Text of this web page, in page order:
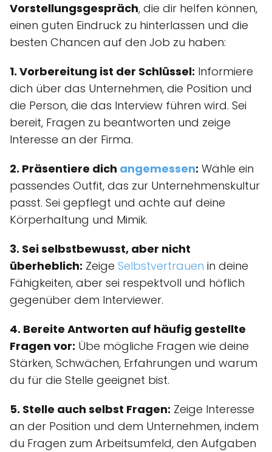
Vorstellungsgespräch, die dir helfen können,
einen guten Eindruck zu hinterlassen und die
besten Chancen auf den Job zu haben:
1. Vorbereitung ist der Schlüssel: Informiere
dich über das Unternehmen, die Position und
die Person, die das Interview führen wird. Sei
bereit, Fragen zu beantworten und zeige
Interesse an der Firma.
2. Präsentiere dich angemessen: Wähle ein
passendes Outfit, das zur Unternehmenskultur
passt. Sei gepflegt und achte auf deine
Körperhaltung und Mimik.
3. Sei selbstbewusst, aber nicht
überheblich: Zeige Selbstvertrauen in deine
Fähigkeiten, aber sei respektvoll und höflich
gegenüber dem Interviewer.
4. Bereite Antworten auf häufig gestellte
Fragen vor: Übe mögliche Fragen wie deine
Stärken, Schwächen, Erfahrungen und warum
du für die Stelle geeignet bist.
5. Stelle auch selbst Fragen: Zeige Interesse
an der Position und dem Unternehmen, indem
du Fragen zum Arbeitsumfeld, den Aufgaben